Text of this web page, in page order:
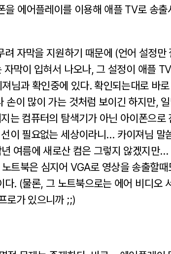
을 에어플레이를 이용해 애플 TV로 송
려 자막을 지원하기 때문에 (언어 설정
자막이 입혀서 나오나, 그 설정이 애플
님과 확인중에 있다. 확인되는대로 바
손이 많이 가는 것처럼 보이긴 하지만,
는 컴퓨터의 탐색기가 아닌 아이폰으로
이 필요없는 세상이라니… 카이져님 말
여름에 새로산 컴은 그렇지 않겠지만
트북은 심지어 VGA로 영상을 송출할
다. (물론, 그 노트북으로는 에어 비디오
로가 있으니까 ;;)